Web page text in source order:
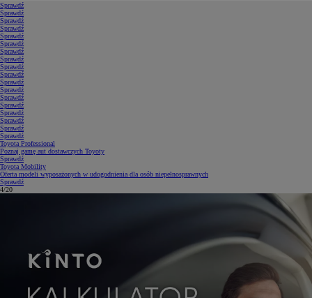
Sprawdź
Sprawdź
Sprawdź
Sprawdź
Sprawdź
Sprawdź
Sprawdź
Sprawdź
Sprawdź
Sprawdź
Sprawdź
Sprawdź
Sprawdź
Sprawdź
Sprawdź
Sprawdź
Sprawdź
Sprawdź
Toyota Professional
Poznaj gamę aut dostawczych Toyoty
Sprawdź
Toyota Mobility
Oferta modeli wyposażonych w udogodnienia dla osób niepełnosprawnych
Sprawdź
5/20